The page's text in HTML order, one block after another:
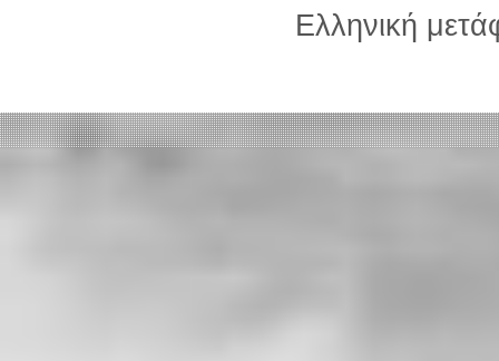
Ελληνική